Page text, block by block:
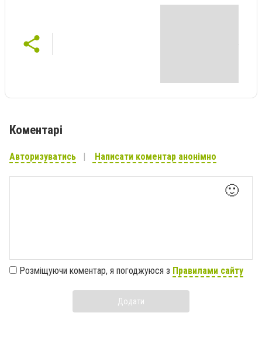
Коментарі
Авторизуватись Написати коментар анонімно
🙂
Розміщуючи коментар, я погоджуюся з Правилами сайту
Додати